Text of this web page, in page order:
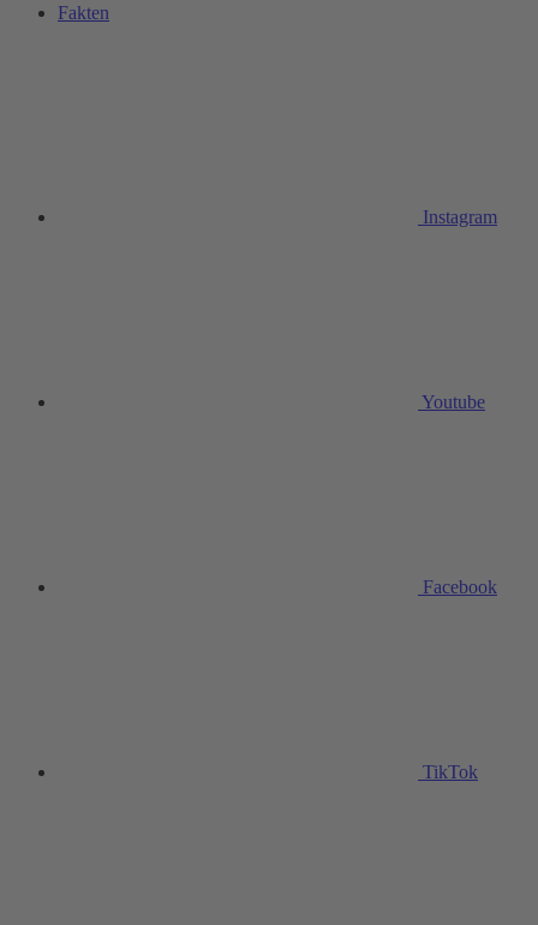
Fakten
Instagram
Youtube
Facebook
TikTok